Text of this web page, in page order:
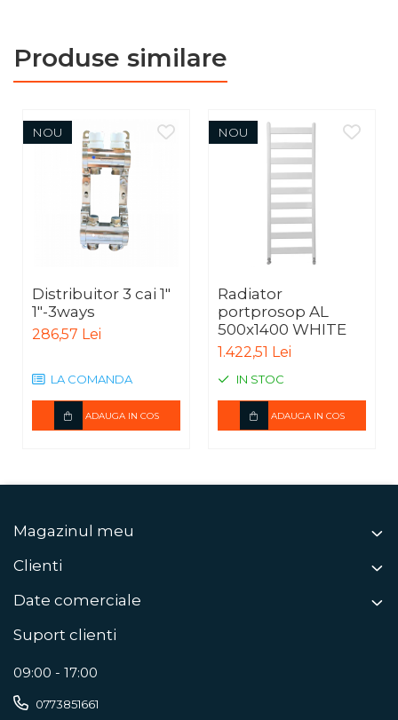
Produse similare
NOU
Distribuitor 3 cai 1"
1"-3ways
286,57 Lei
LA COMANDA
ADAUGA IN COS
NOU
Radiator
portprosop AL
500x1400 WHITE
1.422,51 Lei
IN STOC
ADAUGA IN COS
Magazinul meu
Clienti
Date comerciale
Suport clienti
09:00 - 17:00
0773851661